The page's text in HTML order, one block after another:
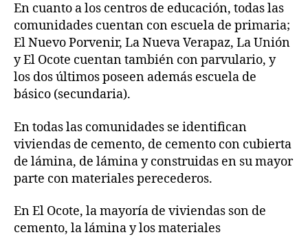
En cuanto a los centros de educación, todas las
comunidades cuentan con escuela de primaria;
El Nuevo Porvenir, La Nueva Verapaz, La Unión
y El Ocote cuentan también con parvulario, y
los dos últimos poseen además escuela de
básico (secundaria).
En todas las comunidades se identifican
viviendas de cemento, de cemento con cubierta
de lámina, de lámina y construidas en su mayor
parte con materiales perecederos.
En El Ocote, la mayoría de viviendas son de
cemento, la lámina y los materiales